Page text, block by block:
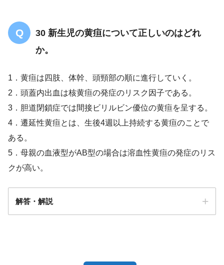
30 新生児の黄疸について正しいのはどれ
か。
1．黄疸は四肢、体幹、頭頸部の順に進行していく。
2．頭蓋内出血は核黄疸の発症のリスク因子である。
3．胆道閉鎖症では間接ビリルビン優位の黄疸を呈する。
4．遷延性黄疸とは、生後4週以上持続する黄疸のことで
ある。
5．母親の血液型がAB型の場合は溶血性黄疸の発症のリス
クが高い。
解答・解説